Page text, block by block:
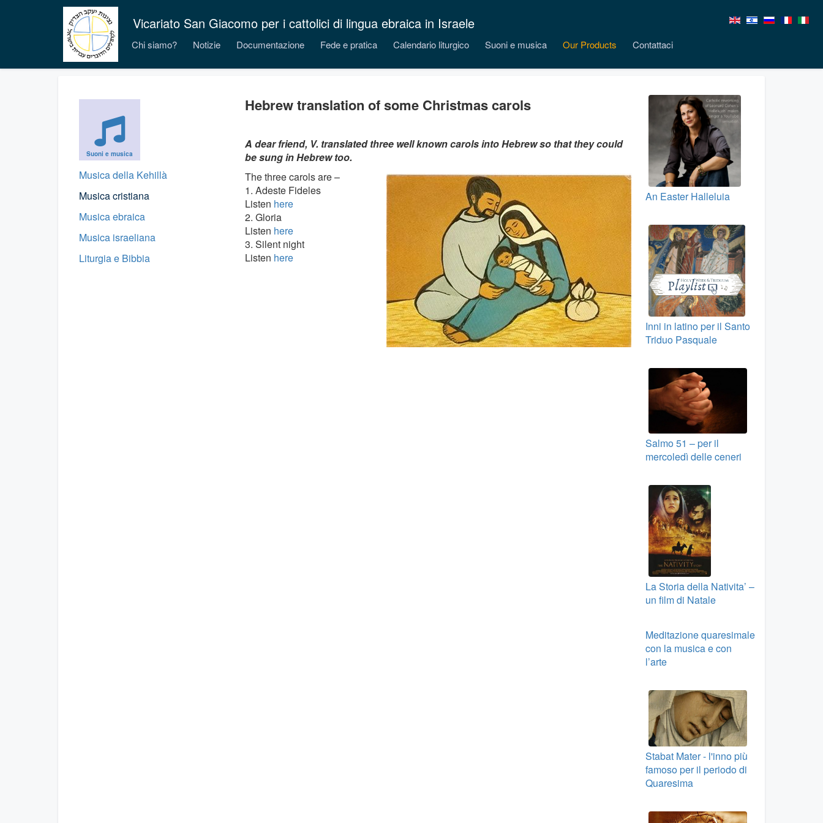
Vicariato San Giacomo per i cattolici di lingua ebraica in Israele
Chi siamo? Notizie Documentazione Fede e pratica Calendario liturgico Suoni e musica Our Products Contattaci
Suoni e musica
Musica della Kehillà
Musica cristiana
Musica ebraica
Musica israeliana
Liturgia e Bibbia
Hebrew translation of some Christmas carols
A dear friend, V. translated three well known carols into Hebrew so that they could
be sung in Hebrew too.
The three carols are –
1. Adeste Fideles
Listen here
2. Gloria
Listen here
3. Silent night
Listen here
An Easter Halleluia
Inni in latino per il Santo
Triduo Pasquale
Salmo 51 – per il
mercoledì delle ceneri
La Storia della Nativita’ –
un film di Natale
Meditazione quaresimale
con la musica e con
l’arte
Stabat Mater - l'inno più
famoso per il periodo di
Quaresima